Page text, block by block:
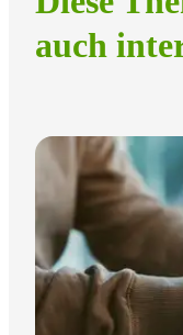
auch